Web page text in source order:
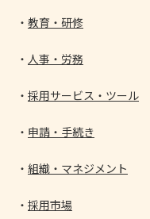
教育・研修
人事・労務
採用サービス・ツール
申請・手続き
組織・マネジメント
採用市場